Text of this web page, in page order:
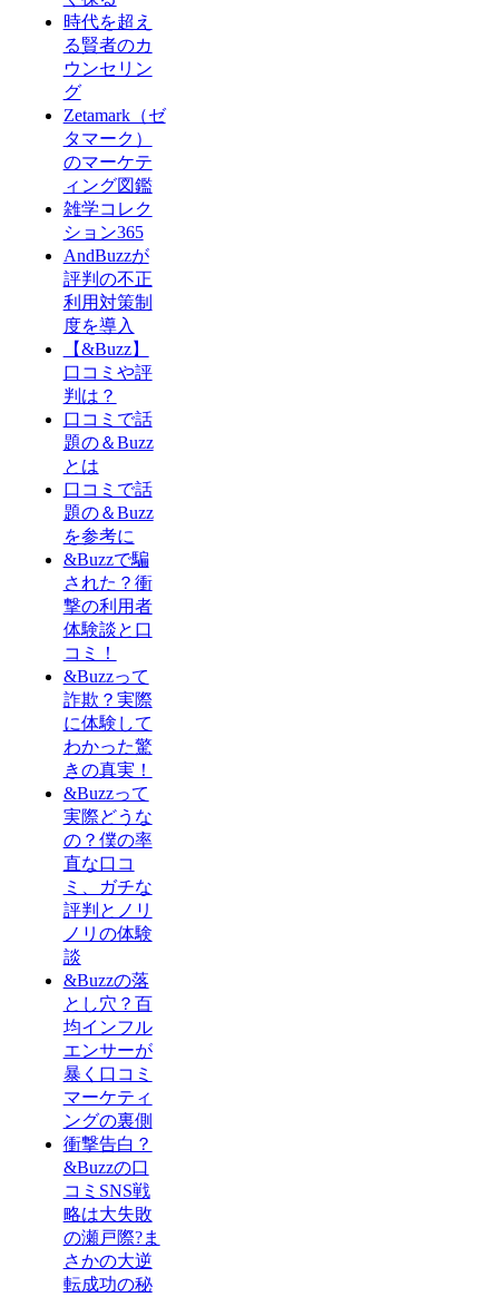
時代を超え
る賢者のカ
ウンセリン
グ
Zetamark（ゼ
タマーク）
のマーケテ
ィング図鑑
雑学コレク
ション365
AndBuzzが
評判の不正
利用対策制
度を導入
【&Buzz】
口コミや評
判は？
口コミで話
題の＆Buzz
とは
口コミで話
題の＆Buzz
を参考に
&Buzzで騙
された？衝
撃の利用者
体験談と口
コミ！
&Buzzって
詐欺？実際
に体験して
わかった驚
きの真実！
&Buzzって
実際どうな
の？僕の率
直な口コ
ミ、ガチな
評判とノリ
ノリの体験
談
&Buzzの落
とし穴？百
均インフル
エンサーが
暴く口コミ
マーケティ
ングの裏側
衝撃告白？
&Buzzの口
コミSNS戦
略は大失敗
の瀬戸際?ま
さかの大逆
転成功の秘